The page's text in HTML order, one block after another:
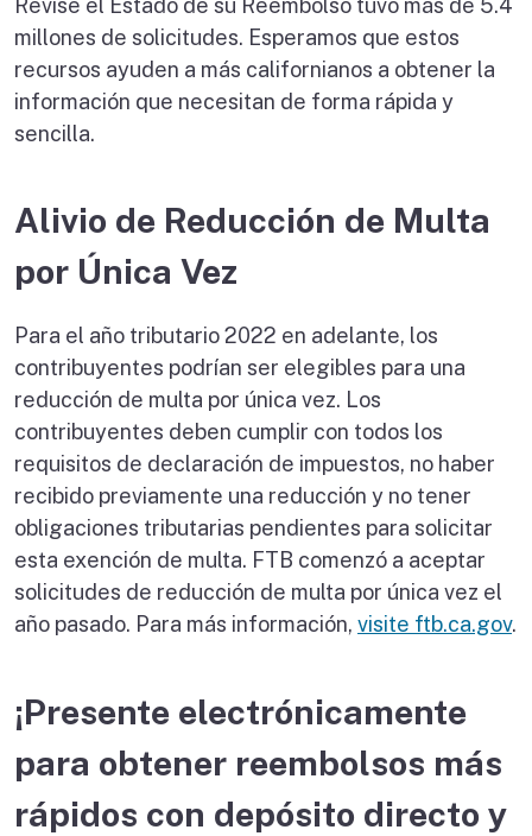
millones de solicitudes. Esperamos que estos
recursos ayuden a más californianos a obtener la
información que necesitan de forma rápida y
sencilla.
Alivio de Reducción de Multa
por Única Vez
Para el año tributario 2022 en adelante, los
contribuyentes podrían ser elegibles para una
reducción de multa por única vez. Los
contribuyentes deben cumplir con todos los
requisitos de declaración de impuestos, no haber
recibido previamente una reducción y no tener
obligaciones tributarias pendientes para solicitar
esta exención de multa. FTB comenzó a aceptar
solicitudes de reducción de multa por única vez el
año pasado. Para más información, visite ftb.ca.gov.
¡Presente electrónicamente
para obtener reembolsos más
rápidos con depósito directo y